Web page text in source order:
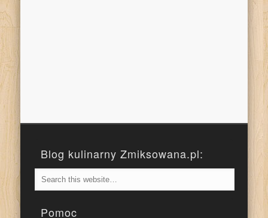
Blog kulinarny Zmiksowana.pl:
Pomoc